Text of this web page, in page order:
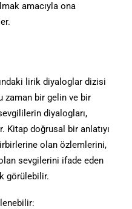
amacıyla ona
lirik diyaloglar dizisi
zaman bir gelin ve bir
diyalogları,
Kitap doğrusal bir anlatıyı
olan özlemlerini,
sevgilerini ifade eden
görülebilir.